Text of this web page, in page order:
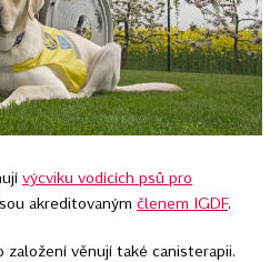
výcviku vodících psů pro
akreditovaným členem IGDF.
věnují také canisterapii.